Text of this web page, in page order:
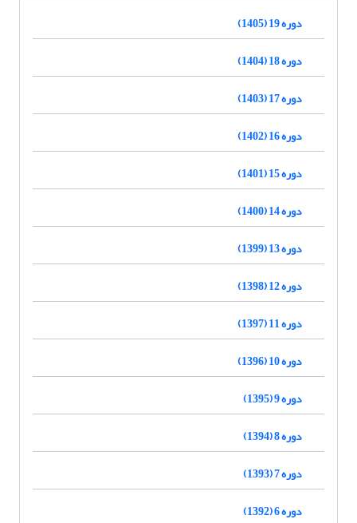
دوره 19 (1405)
دوره 18 (1404)
دوره 17 (1403)
دوره 16 (1402)
دوره 15 (1401)
دوره 14 (1400)
دوره 13 (1399)
دوره 12 (1398)
دوره 11 (1397)
دوره 10 (1396)
دوره 9 (1395)
دوره 8 (1394)
دوره 7 (1393)
دوره 6 (1392)